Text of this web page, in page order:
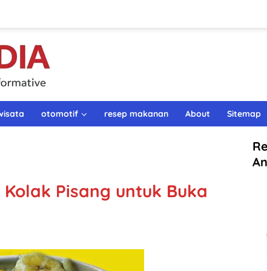
otomotif resep makanan About Sitemap
Pisang untuk Buka